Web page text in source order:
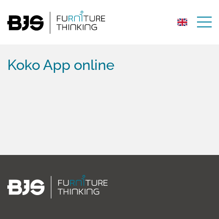
Koko App online